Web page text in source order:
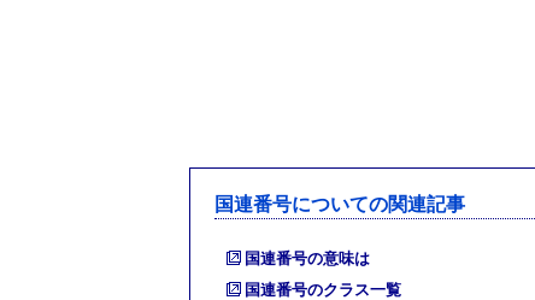
国連番号についての関連記事
国連番号の意味は
国連番号のクラス一覧